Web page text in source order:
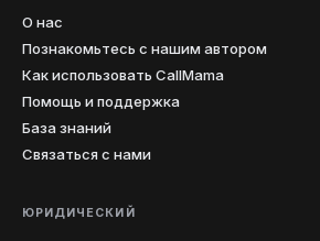
О нас
Познакомьтесь с нашим автором
Как использовать CallMama
Помощь и поддержка
База знаний
Связаться с нами
ЮРИДИЧЕСКИЙ